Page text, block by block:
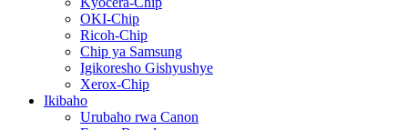
OKI-Chip
Ricoh-Chip
Chip ya Samsung
Igikoresho Gishyushye
Xerox-Chip
Ikibaho
Urubaho rwa Canon